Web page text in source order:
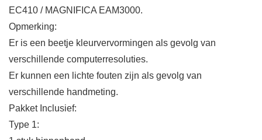
EC410 / MAGNIFICA EAM3000.
Opmerking:
Er is een beetje kleurvervormingen als gevolg van
verschillende computerresoluties.
Er kunnen een lichte fouten zijn als gevolg van
verschillende handmeting.
Pakket Inclusief:
Type 1: